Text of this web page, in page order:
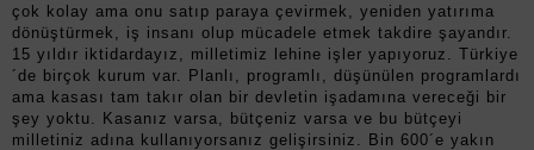
çok kolay ama onu satıp paraya çevirmek, yeniden yatırıma
dönüştürmek, iş insanı olup mücadele etmek takdire şayandır.
15 yıldır iktidardayız, milletimiz lehine işler yapıyoruz. Türkiye
´de birçok kurum var. Planlı, programlı, düşünülen programlardı
ama kasası tam takır olan bir devletin işadamına vereceği bir
şey yoktu. Kasanız varsa, bütçeniz varsa ve bu bütçeyi
milletiniz adına kullanıyorsanız gelişirsiniz. Bin 600´e yakın